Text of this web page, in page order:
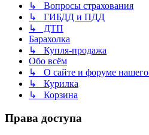
↳ Вопросы страхования
↳ ГИБДД и ПДД
↳ ДТП
Барахолка
↳ Купля-продажа
Обо всём
↳ О сайте и форуме нашего
↳ Курилка
↳ Корзина
Права доступа